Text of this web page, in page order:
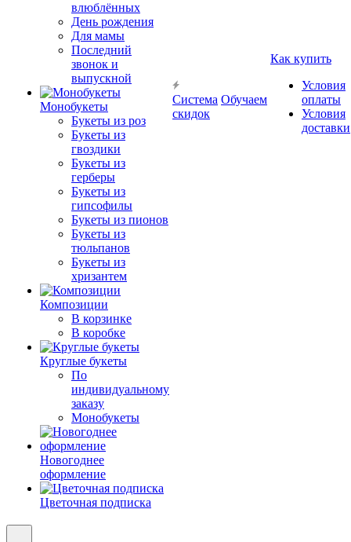
влюблённых
День рождения
Для мамы
Последний
звонок и
выпускной
Монобукеты
Букеты из роз
Букеты из
гвоздики
Букеты из
герберы
Букеты из
гипсофилы
Букеты из пионов
Букеты из
тюльпанов
Букеты из
хризантем
Композиции
В корзинке
В коробке
Круглые букеты
По
индивидуальному
заказу
Монобукеты
Новогоднее
оформление
Цветочная подписка
Система
скидок
Обучаем
Как купить
Условия
оплаты
Условия
доставки